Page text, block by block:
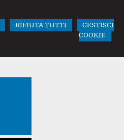
RIFIUTA TUTTI
GESTISCI
COOKIE